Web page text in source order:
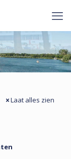
Laat alles zien